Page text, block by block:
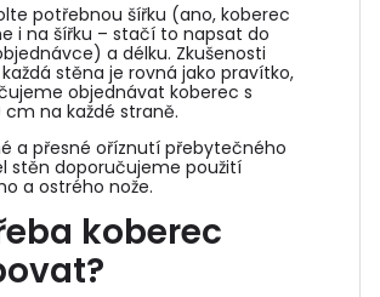
potřebnou šířku (ano, koberec
i na šířku – stačí to napsat do
a délku. Zkušenosti
stěna je rovná jako pravítko,
objednávat koberec s
cm na každé straně.
a přesné oříznutí přebytečného
stěn doporučujeme použití
a ostrého nože.
koberec